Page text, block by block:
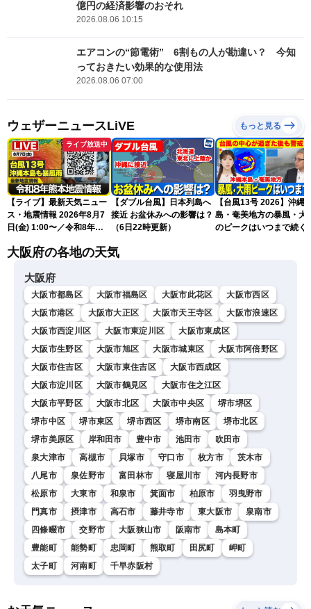
億円の経済影響のおそれ
2026.08.06 10:15
エアコンの“節電術” 6割もの人が勘違い？ 今知
っておきたい効果的な使用法
2026.08.06 07:00
ウェザーニュースLiVE もっと見る
ライブ放送中
【ライブ】最新天気ニュー
ス・地震情報 2026年8月7
日(金) 1:00〜／令和8年熊
縄に接近〈ウェザーニュー
【ダブル台風】日本列島へ
接近 お盆休みへの影響は？
（6日22時更新）
【台風13号 2026】沖縄
島・奄美地方の暴風・大
のピークはいつまで続く
大阪府の各地の天気
大阪府
大阪市都島区 大阪市福島区 大阪市此花区
大阪市西区
大阪市港区
大阪市大正区 大阪市天王寺区
大阪市浪速区
大阪市西淀川区
大阪市東淀川区
大阪市東成区
大阪市生野区
大阪市旭区 大阪市城東区
大阪市阿倍野区
大阪市住吉区
大阪市東住吉区
大阪市西成区
大阪市淀川区
大阪市鶴見区
大阪市住之江区
大阪市平野区
大阪市北区 大阪市中央区
堺市堺区
堺市中区
堺市東区 堺市西区 堺市南区
堺市北区
堺市美原区
岸和田市 豊中市 池田市
吹田市
泉大津市
高槻市 貝塚市 守口市 枚方市
茨木市
八尾市
泉佐野市 富田林市 寝屋川市
河内長野市
松原市
大東市 和泉市 箕面市 柏原市
羽曳野市
門真市
摂津市 高石市 藤井寺市 東大阪市
泉南市
四條畷市
交野市 大阪狭山市 阪南市
島本町
豊能町
能勢町 忠岡町 熊取町 田尻町
岬町
太子町
河南町 千早赤阪村